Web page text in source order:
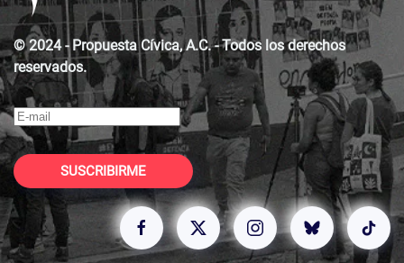
© 2024 - Propuesta Cívica, A.C. - Todos los derechos
reservados.
SUSCRIBIRME